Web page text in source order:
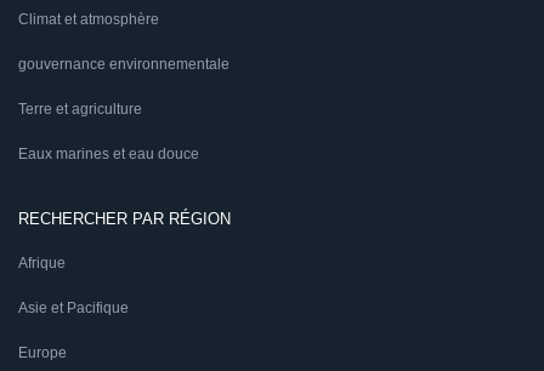
Climat et atmosphère
gouvernance environnementale
Terre et agriculture
Eaux marines et eau douce
RECHERCHER PAR RÉGION
Afrique
Asie et Pacifique
Europe